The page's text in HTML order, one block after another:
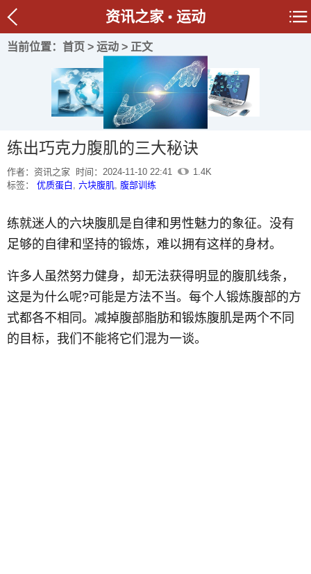
资讯之家 运动
当前位置： 首页 > 运动 > 正文
练出巧克力腹肌的三大秘诀
作者：资讯之家 时间：2024-11-10 22:41
1.4K
标签： 优质蛋白, 六块腹肌, 腹部训练
练就迷人的六块腹肌是自律和男性魅力的象征。没有
足够的自律和坚持的锻炼，难以拥有这样的身材。
许多人虽然努力健身，却无法获得明显的腹肌线条，
这是为什么呢?可能是方法不当。每个人锻炼腹部的方
式都各不相同。减掉腹部脂肪和锻炼腹肌是两个不同
的目标，我们不能将它们混为一谈。